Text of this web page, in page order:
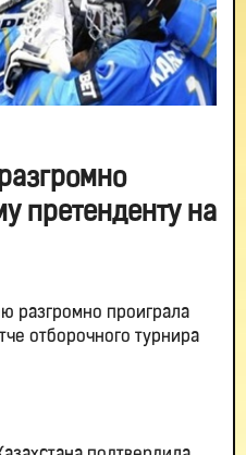
претенденту на
разгромно проиграла
отборочного турнира